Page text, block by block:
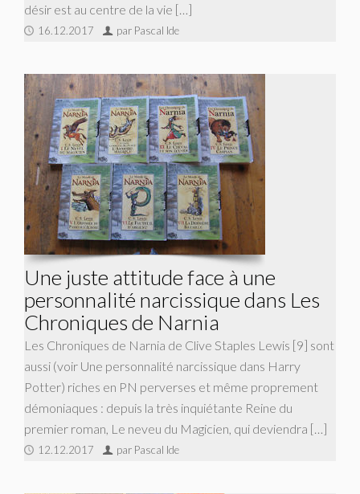
désir est au centre de la vie […]
16.12.2017 par Pascal Ide
Une juste attitude face à une
personnalité narcissique dans Les
Chroniques de Narnia
Les Chroniques de Narnia de Clive Staples Lewis [9] sont
aussi (voir Une personnalité narcissique dans Harry
Potter) riches en PN perverses et même proprement
démoniaques : depuis la très inquiétante Reine du
premier roman, Le neveu du Magicien, qui deviendra […]
12.12.2017 par Pascal Ide